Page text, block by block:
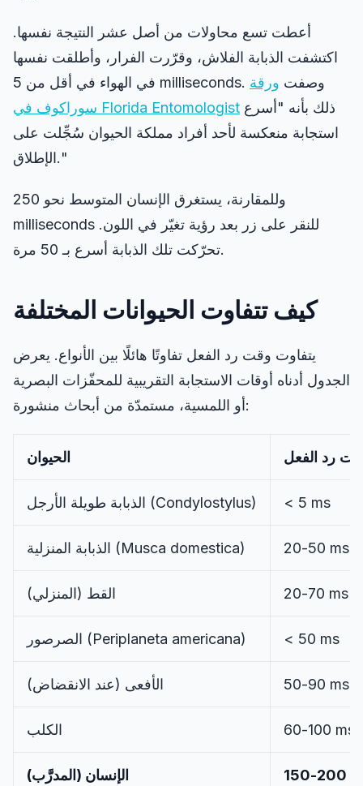
بحث الرموز
عمى الألوان
ذاكرة الوجوه
تتبع الأجسام
أعطت تسع محاولات من أصل عشر النتيجة نفسها.
اكتشفت الذبابة الفلاش، وقرّرت الفرار، وأطلقت نفسها
في الهواء في أقل من 5 milliseconds. وصفت ورقة
Florida Entomologist
استجابة منعكسة لأحد أفراد مملكة الحيوان سُجِّلت على
الإطلاق."
وللمقارنة، يستغرق الإنسان المتوسط نحو 250
milliseconds للنقر على زر بعد رؤية تغيّر في اللون.
تحرّكت تلك الذبابة أسرع بـ 50 مرة.
كيف تتفاوت الحيوانات المختلفة
يتفاوت وقت رد الفعل تفاوتًا هائلًا بين الأنواع. يعرض
الجدول أدناه أوقات الاستجابة التقريبية للمحفّزات البصرية
أو اللمسية، مستمدّة من أبحاث منشورة:
الحيوان رد الفعل
الذبابة طويلة الأرجل (Condylostylus) < 5 ms
الذبابة المنزلية (Musca domestica) 20-50 ms
القط (المنزلي) 20-70 ms
الصرصور (Periplaneta americana) < 50 ms
الأفعى (عند الانقضاض) 50-90 ms
الكلب 60-100 ms
الإنسان (المدرَّب) 150-200